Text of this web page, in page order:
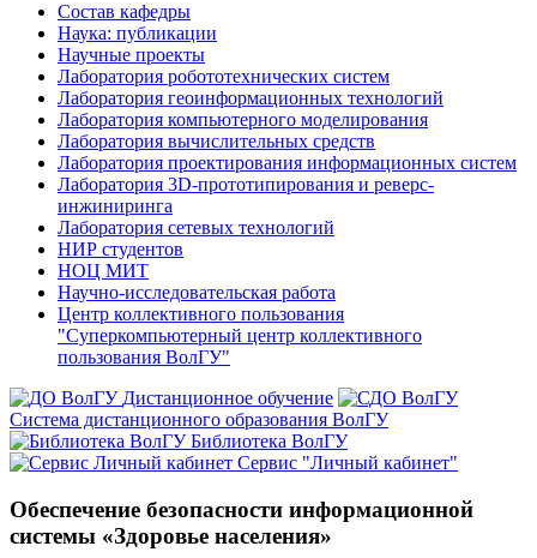
Состав кафедры
Наука: публикации
Научные проекты
Лаборатория робототехнических систем
Лаборатория геоинформационных технологий
Лаборатория компьютерного моделирования
Лаборатория вычислительных средств
Лаборатория проектирования информационных систем
Лаборатория 3D-прототипирования и реверс-
инжиниринга
Лаборатория сетевых технологий
НИР студентов
НОЦ МИТ
Научно-исследовательская работа
Центр коллективного пользования
"Суперкомпьютерный центр коллективного
пользования ВолГУ"
Дистанционное обучение
Система дистанционного образования ВолГУ
Библиотека ВолГУ
Сервис "Личный кабинет"
Обеспечение безопасности информационной
системы «Здоровье населения»